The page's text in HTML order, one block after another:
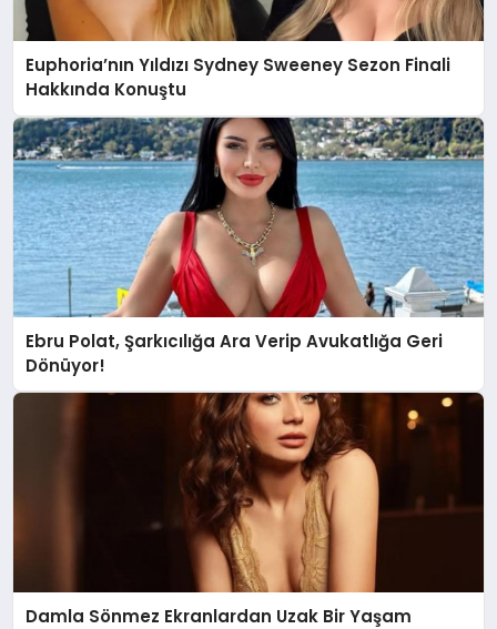
Euphoria’nın Yıldızı Sydney Sweeney Sezon Finali
Hakkında Konuştu
Ebru Polat, Şarkıcılığa Ara Verip Avukatlığa Geri
Dönüyor!
Damla Sönmez Ekranlardan Uzak Bir Yaşam